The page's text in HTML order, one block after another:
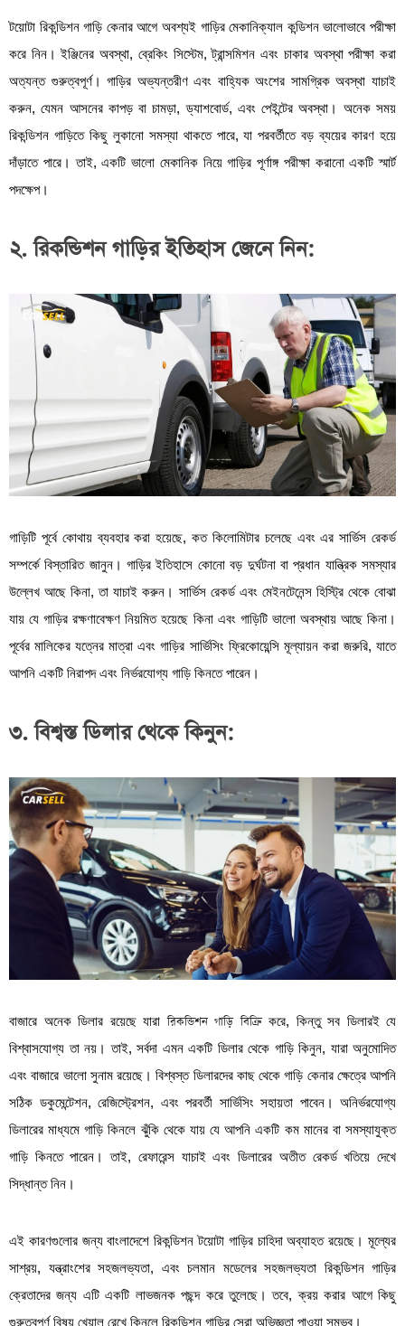
টয়োটা রিকন্ডিশন গাড়ি কেনার আগে অবশ্যই গাড়ির মেকানিক্যাল কন্ডিশন ভালোভাবে পরীক্ষা
করে নিন। ইঞ্জিনের অবস্থা, ব্রেকিং সিস্টেম, ট্রান্সমিশন এবং চাকার অবস্থা পরীক্ষা করা
অত্যন্ত গুরুত্বপূর্ণ। গাড়ির অভ্যন্তরীণ এবং বাহ্যিক অংশের সামগ্রিক অবস্থা যাচাই
করুন, যেমন আসনের কাপড় বা চামড়া, ড্যাশবোর্ড, এবং পেইন্টের অবস্থা। অনেক সময়
রিকন্ডিশন গাড়িতে কিছু লুকানো সমস্যা থাকতে পারে, যা পরবর্তীতে বড় ব্যয়ের কারণ হয়ে
দাঁড়াতে পারে। তাই, একটি ভালো মেকানিক নিয়ে গাড়ির পূর্ণাঙ্গ পরীক্ষা করানো একটি স্মার্ট
পদক্ষেপ।
২. রিকন্ডিশন গাড়ির ইতিহাস জেনে নিন:
গাড়িটি পূর্বে কোথায় ব্যবহার করা হয়েছে, কত কিলোমিটার চলেছে এবং এর সার্ভিস রেকর্ড
সম্পর্কে বিস্তারিত জানুন। গাড়ির ইতিহাসে কোনো বড় দুর্ঘটনা বা প্রধান যান্ত্রিক সমস্যার
উল্লেখ আছে কিনা, তা যাচাই করুন। সার্ভিস রেকর্ড এবং মেইনটেনেন্স হিস্ট্রি থেকে বোঝা
যায় যে গাড়ির রক্ষণাবেক্ষণ নিয়মিত হয়েছে কিনা এবং গাড়িটি ভালো অবস্থায় আছে কিনা।
পূর্বের মালিকের যত্নের মাত্রা এবং গাড়ির সার্ভিসিং ফ্রিকোয়েন্সি মূল্যায়ন করা জরুরি, যাতে
আপনি একটি নিরাপদ এবং নির্ভরযোগ্য গাড়ি কিনতে পারেন।
৩. বিশ্বস্ত ডিলার থেকে কিনুন:
বাজারে অনেক ডিলার রয়েছে যারারিকন্ডিশন গাড়ি বিক্রিকরে, কিন্তু সব ডিলারই যে
বিশ্বাসযোগ্য তা নয়। তাই, সর্বদা এমন একটি ডিলার থেকে গাড়ি কিনুন, যারা অনুমোদিত
এবং বাজারে ভালো সুনাম রয়েছে। বিশ্বস্ত ডিলারদের কাছ থেকে গাড়ি কেনার ক্ষেত্রে আপনি
সঠিক ডকুমেন্টেশন, রেজিস্ট্রেশন, এবং পরবর্তী সার্ভিসিং সহায়তা পাবেন। অনির্ভরযোগ্য
ডিলারের মাধ্যমে গাড়ি কিনলে ঝুঁকি থেকে যায় যে আপনি একটি কম মানের বা সমস্যাযুক্ত
গাড়ি কিনতে পারেন। তাই, রেফারেন্স যাচাই এবং ডিলারের অতীত রেকর্ড খতিয়ে দেখে
সিদ্ধান্ত নিন।
এই কারণগুলোর জন্য বাংলাদেশে রিকন্ডিশন টয়োটা গাড়ির চাহিদা অব্যাহত রয়েছে। মূল্যের
সাশ্রয়, যন্ত্রাংশের সহজলভ্যতা, এবং চলমান মডেলের সহজলভ্যতা রিকন্ডিশন গাড়ির
ক্রেতাদের জন্য এটি একটি লাভজনক পছন্দ করে তুলেছে। তবে, ক্রয় করার আগে কিছু
গুরুত্বপূর্ণ বিষয় খেয়াল রেখে কিনলে রিকন্ডিশন গাড়ির সেরা অভিজ্ঞতা পাওয়া সম্ভব।